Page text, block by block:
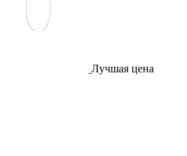
Лучшая цена